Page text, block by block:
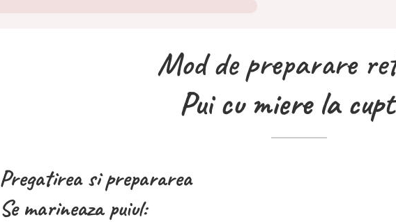
Mod de preparare
Pui cu miere la
Pregatirea si prepararea
Se marineaza puiul: